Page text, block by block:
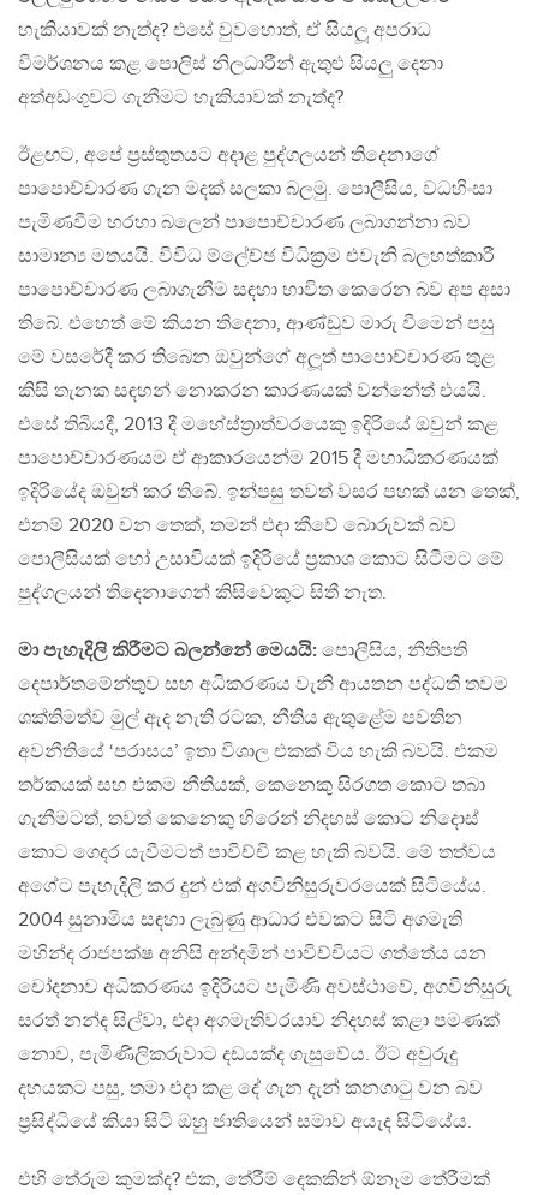
හැකියාවක් නැත්ද? එසේ වුවහොත්, ඒ සියලූ අපරාධ
විමර්ශනය කළ පොලිස් නිලධාරීන් ඇතුළු සියලු දෙනා
අත්අඩංගුවට ගැනීමට හැකියාවක් නැත්ද?
ඊළඟට, අපේ ප‍්‍රස්තුතයට අදාළ පුද්ගලයන් තිදෙනාගේ
පාපොච්චාරණ ගැන මදක් සලකා බලමු. පොලීසිය, වධහිංසා
පැමිණවීම හරහා බලෙන් පාපොච්චාරණ ලබාගන්නා බව
සාමාන්‍ය මතයයි. විවිධ ම්ලේච්ඡ විධික‍්‍රම එවැනි බලහත්කාරී
පාපොච්චාරණ ලබාගැනීම සඳහා භාවිත කෙරෙන බව අප අසා
තිබේ. එහෙත් මේ කියන තිදෙනා, ආණ්ඩුව මාරු වීමෙන් පසු
මේ වසරේදී කර තිබෙන ඔවුන්ගේ අලූත් පාපොච්චාරණ තුළ
කිසි තැනක සඳහන් නොකරන කාරණයක් වන්නේත් එයයි.
එසේ තිබියදී, 2013 දී මහේස්ත‍්‍රාත්වරයෙකු ඉදිරියේ ඔවුන් කළ
පාපොච්චාරණයම ඒ ආකාරයෙන්ම 2015 දී මහාධිකරණයක්
ඉදිරියේද ඔවුන් කර තිබේ. ඉන්පසු තවත් වසර පහක් යන තෙක්,
එනම් 2020 වන තෙක්, තමන් එදා කීවේ බොරුවක් බව
පොලීසියක් හෝ උසාවියක් ඉදිරියේ ප‍්‍රකාශ කොට සිටීමට මේ
පුද්ගලයන් තිදෙනාගෙන් කිසිවෙකුට සිතී නැත.
මා පැහැදිලි කිරීමට බලන්නේ මෙයයි: පොලීසිය, නීතිපති
දෙපාර්තමේන්තුව සහ අධිකරණය වැනි ආයතන පද්ධති තවම
ශක්තිමත්ව මුල් ඇද නැති රටක, නීතිය ඇතුළේම පවතින
අවනීතියේ ‘පරාසය’ ඉතා විශාල එකක් විය හැකි බවයි. එකම
තර්කයක් සහ එකම නීතියක්, කෙනෙකු සිරගත කොට තබා
ගැනීමටත්, තවත් කෙනෙකු හිරෙන් නිදහස් කොට නිදොස්
කොට ගෙදර යැවීමටත් පාවිච්චි කළ හැකි බවයි. මේ තත්වය
අගේට පැහැදිලි කර දුන් එක් අගවිනිසුරුවරයෙක් සිටියේය.
2004 සුනාමිය සඳහා ලැබුණු ආධාර එවකට සිටි අගමැති
මහින්ද රාජපක්ෂ අනිසි අන්දමින් පාවිච්චියට ගත්තේය යන
චෝදනාව අධිකරණය ඉදිරියට පැමිණි අවස්ථාවේ, අගවිනිසුරු
සරත් නන්ද සිල්වා, එදා අගමැතිවරයාව නිදහස් කළා පමණක්
නොව, පැමිණිලිකරුවාට දඩයක්ද ගැසුවේය. ඊට අවුරුදු
දහයකට පසු, තමා එදා කළ දේ ගැන දැන් කනගාටු වන බව
ප‍්‍රසිද්ධියේ කියා සිටි ඔහු ජාතියෙන් සමාව අයැද සිටියේය.
එහි තේරුම කුමක්ද? එක, තේරීම් දෙකකින් ඕනෑම තේරීමක්